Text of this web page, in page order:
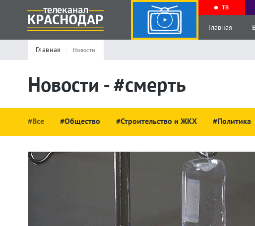
ТВ
Главная
Главная Новости
Новости - #смерть
#Все #Общество #Строительство и ЖКХ #Политика